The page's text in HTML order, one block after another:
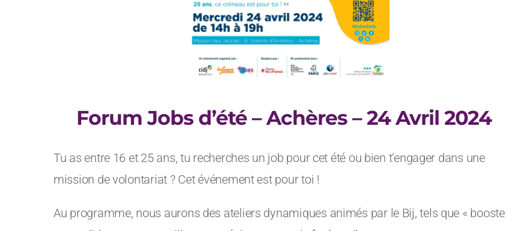
Forum Jobs d’été – Achères – 24 Avril 2024
Tu as entre 16 et 25 ans, tu recherches un job pour cet été ou bien t’engager dans une
mission de volontariat ? Cet événement est pour toi !
Au programme, nous aurons des ateliers dynamiques animés par le Bij, tels que « booste